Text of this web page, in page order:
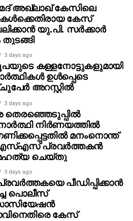
ഒരുക്കങ്ങളിലാണ്.
ഒന്നും രണ്ടും ഭാഗങ്ങളും
ആവേശം
അഖ്‌ലാഖ് കേസിലെ
കേസ്
യു.പി. സര്‍ക്കാര്‍
തുടങ്ങി
3 days ago
കള്ളനോട്ടുകളുമായി
ഉള്‍പ്പെടെ
അറസ്റ്റില്‍
3 days ago
തെരഞ്ഞെടുപ്പില്‍
നിര്‍ണയത്തില്‍
മനംനൊന്ത്
പ്രവര്‍ത്തകന്‍
ചെയ്തു
3 days ago
പീഡിപ്പിക്കാന്‍
പൊലീസ്
കേസ്